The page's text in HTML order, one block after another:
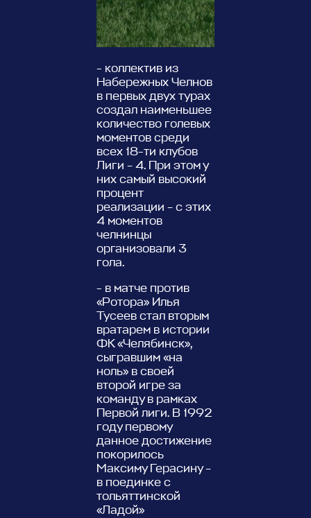
- коллектив из
Набережных Челнов
в первых двух турах
создал наименьшее
количество голевых
моментов среди
всех 18-ти клубов
Лиги – 4. При этом у
них самый высокий
процент
реализации – с этих
4 моментов
челнинцы
организовали 3
гола.
- в матче против
«Ротора» Илья
Тусеев стал вторым
вратарем в истории
ФК «Челябинск»,
сыгравшим «на
ноль» в своей
второй игре за
команду в рамках
Первой лиги. В 1992
году первому
данное достижение
покорилось
Максиму Герасину –
в поединке с
тольяттинской
«Ладой»